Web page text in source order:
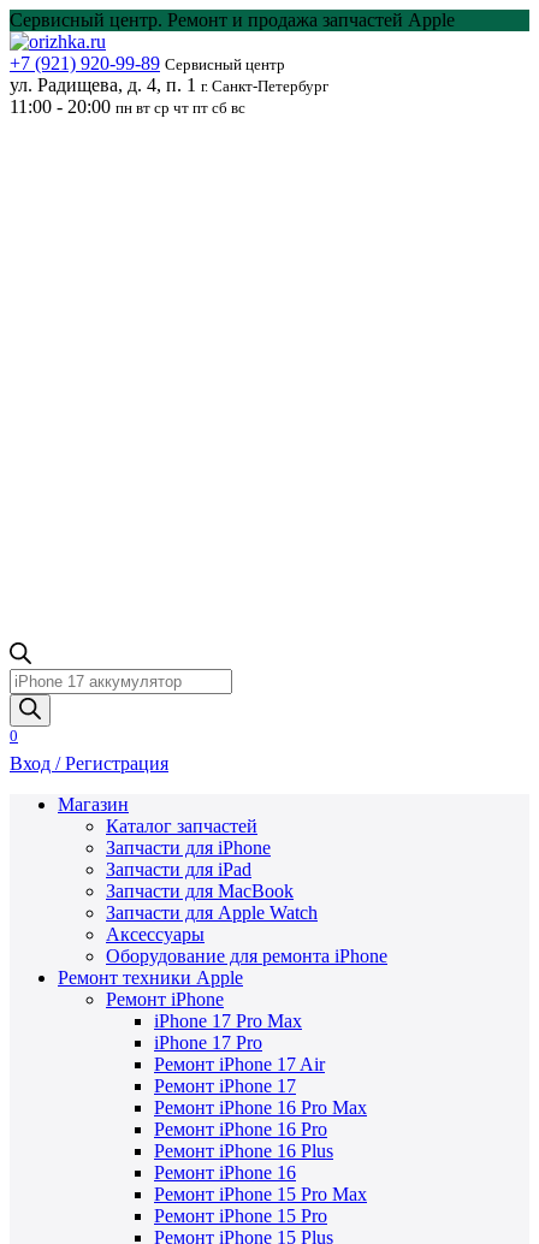
Перейти
к
содержанию
Сервисный центр. Ремонт и продажа запчастей Apple
+7 (921) 920-99-89 Сервисный центр
ул. Радищева, д. 4, п. 1 г. Санкт-Петербург
11:00 - 20:00 пн вт ср чт пт сб вс
Поиск
товаров
0
Вход / Регистрация
Магазин
Каталог запчастей
Запчасти для iPhone
Запчасти для iPad
Запчасти для MacBook
Запчасти для Apple Watch
Аксессуары
Оборудование для ремонта iPhone
Ремонт техники Apple
Ремонт iPhone
iPhone 17 Pro Max
iPhone 17 Pro
Ремонт iPhone 17 Air
Ремонт iPhone 17
Ремонт iPhone 16 Pro Max
Ремонт iPhone 16 Pro
Ремонт iPhone 16 Plus
Ремонт iPhone 16
Ремонт iPhone 15 Pro Max
Ремонт iPhone 15 Pro
Ремонт iPhone 15 Plus